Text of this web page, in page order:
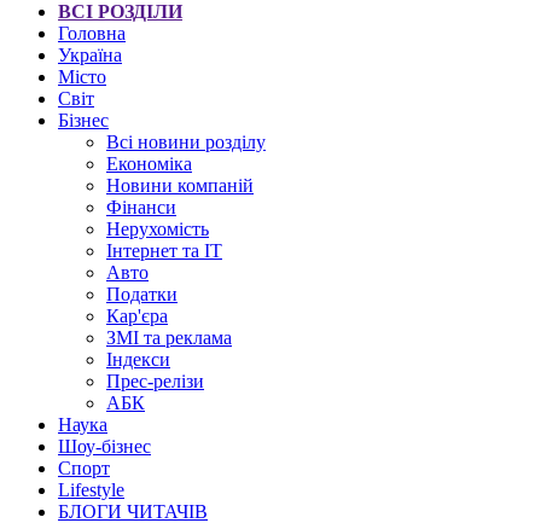
ВСІ РОЗДІЛИ
Головна
Україна
Місто
Світ
Бізнес
Всі новини розділу
Економіка
Новини компаній
Фінанси
Нерухомість
Інтернет та IT
Авто
Податки
Кар'єра
ЗМІ та реклама
Індекси
Прес-релізи
АБК
Наука
Шоу-бізнес
Спорт
Lifestyle
БЛОГИ ЧИТАЧІВ